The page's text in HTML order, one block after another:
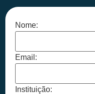
Nome:
Email:
Instituição: